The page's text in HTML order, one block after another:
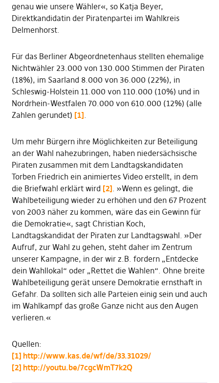
genau wie unsere Wähler«, so Katja Beyer,
Direktkandidatin der Piratenpartei im Wahlkreis
Delmenhorst.
Für das Berliner Abgeordnetenhaus stellten ehemalige
Nichtwähler 23.000 von 130.000 Stimmen der Piraten
(18%), im Saarland 8.000 von 36.000 (22%), in
Schleswig-Holstein 11.000 von 110.000 (10%) und in
Nordrhein-Westfalen 70.000 von 610.000 (12%) (alle
Zahlen gerundet) [1].
Um mehr Bürgern ihre Möglichkeiten zur Beteiligung
an der Wahl nahezubringen, haben niedersächsische
Piraten zusammen mit dem Landtagskandidaten
Torben Friedrich ein animiertes Video erstellt, in dem
die Briefwahl erklärt wird [2]. »Wenn es gelingt, die
Wahlbeteiligung wieder zu erhöhen und den 67 Prozent
von 2003 näher zu kommen, wäre das ein Gewinn für
die Demokratie«, sagt Christian Koch,
Landtagskandidat der Piraten zur Landtagswahl. »Der
Aufruf, zur Wahl zu gehen, steht daher im Zentrum
unserer Kampagne, in der wir z.B. fordern „Entdecke
dein Wahllokal“ oder „Rettet die Wahlen“. Ohne breite
Wahlbeteiligung gerät unsere Demokratie ernsthaft in
Gefahr. Da sollten sich alle Parteien einig sein und auch
im Wahlkampf das große Ganze nicht aus den Augen
verlieren.«
Quellen:
[1] http://www.kas.de/wf/de/33.31029/
[2] http://youtu.be/7cgcWmT7k2Q